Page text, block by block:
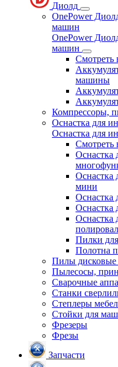
Диолд
OnePower
машин
OnePower
машин
Смотреть
машины
Компрессоры,
Оснастка для
Оснастка для
Смотреть
Оснастка
Оснастка
мини
Оснастка
Оснастка
Оснастка
Пилки
Полотна
Пилы дисковые
Пылесосы,
Сварочные
Станки
Степлеры
Стойки для
Фрезеры
Фрезы
Запчасти